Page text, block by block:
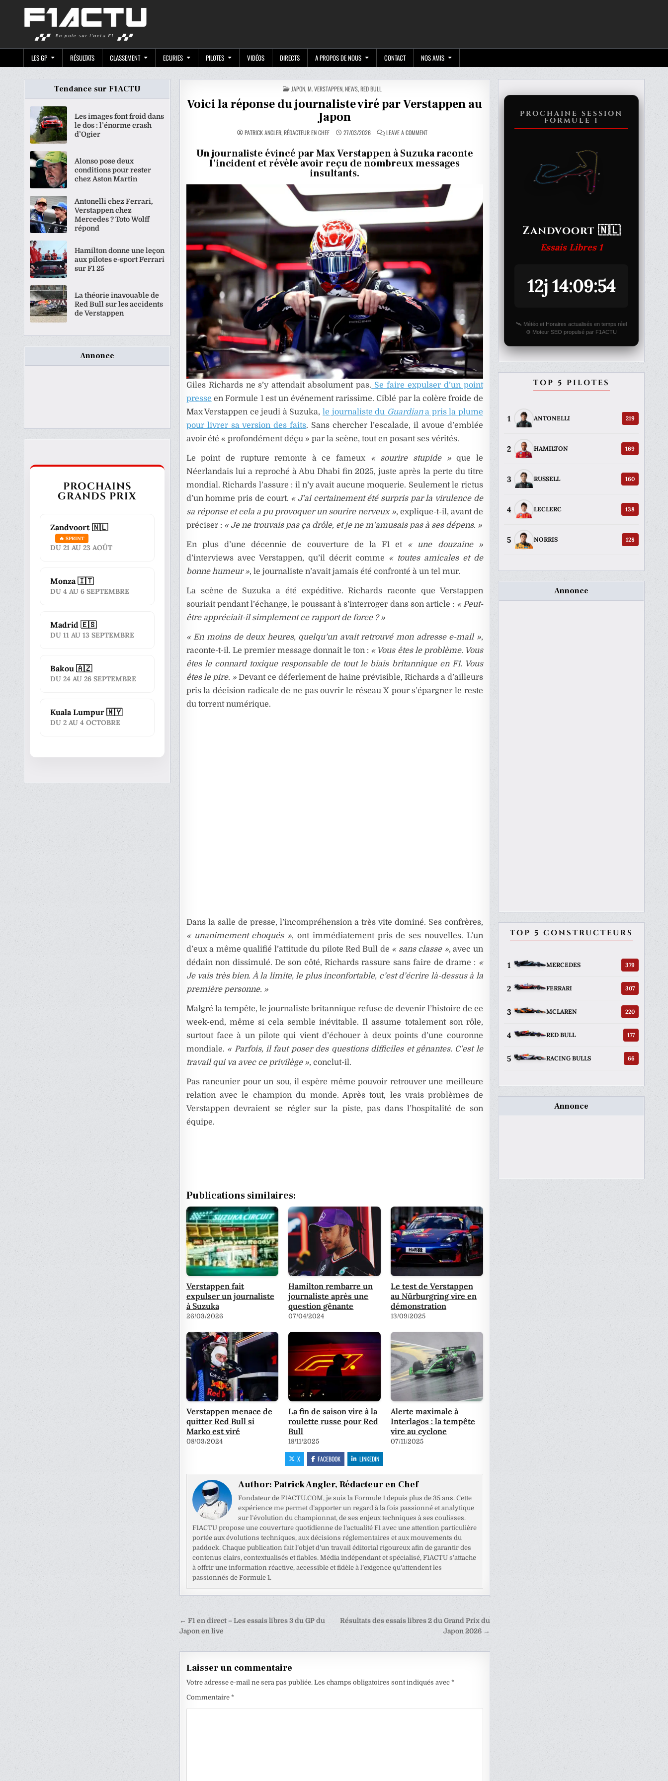
LES GP RÉSULTATS CLASSEMENT ECURIES PILOTES VIDÉOS DIRECTS A PROPOS DE NOUS CONTACT NOS AMIS
POSTED
IN
JAPON,M. VERSTAPPEN,NEWS,RED BULL
Voici la réponse du journaliste viré par Verstappen au
Japon
PATRICK ANGLER, RÉDACTEUR EN CHEF 27/03/2026 LEAVE A COMMENTON
VOICI
RÉPONSE
DU
JOURNALISTE
VIRÉ
JAPON
Un journaliste évincé par Max Verstappen à Suzuka raconte
l’incident et révèle avoir reçu de nombreux messages
insultants.
Giles Richards ne s’y attendait absolument pas. Se faire expulser d’un point
presse en Formule 1 est un événement rarissime. Ciblé par la colère froide de
Max Verstappen ce jeudi à Suzuka, le journaliste du Guardiana pris la plume
pour livrer sa version des faits. Sans chercher l’escalade, il avoue d’emblée
avoir été « profondément déçu » par la scène, tout en posant ses vérités.
Le point de rupture remonte à ce fameux « sourire stupide »que le
Néerlandais lui a reproché à Abu Dhabi fin 2025, juste après la perte du titre
mondial. Richards l’assure : il n’y avait aucune moquerie. Seulement le rictus
d’un homme pris de court. « J’ai certainement été surpris par la virulence de
sa réponse et cela a pu provoquer un sourire nerveux », explique-t-il, avant de
préciser : « Je ne trouvais pas ça drôle, et je ne m’amusais pas à ses dépens. »
En plus d’une décennie de couverture de la F1 et « une douzaine »
d’interviews avec Verstappen, qu’il décrit comme « toutes amicales et de
bonne humeur », le journaliste n’avait jamais été confronté à un tel mur.
La scène de Suzuka a été expéditive. Richards raconte que Verstappen
souriait pendant l’échange, le poussant à s’interroger dans son article : « Peut-
être appréciait-il simplement ce rapport de force ? »
« En moins de deux heures, quelqu’un avait retrouvé mon adresse e-mail »,
raconte-t-il. Le premier message donnait le ton : « Vous êtes le problème. Vous
êtes le connard toxique responsable de tout le biais britannique en F1. Vous
êtes le pire. »Devant ce déferlement de haine prévisible, Richards a d’ailleurs
pris la décision radicale de ne pas ouvrir le réseau X pour s’épargner le reste
du torrent numérique.
Dans la salle de presse, l’incompréhension a très vite dominé. Ses confrères,
« unanimement choqués », ont immédiatement pris de ses nouvelles. L’un
d’eux a même qualifié l’attitude du pilote Red Bull de « sans classe », avec un
dédain non dissimulé. De son côté, Richards rassure sans faire de drame : «
Je vais très bien. À la limite, le plus inconfortable, c’est d’écrire là-dessus à la
première personne. »
Malgré la tempête, le journaliste britannique refuse de devenir l’histoire de ce
week-end, même si cela semble inévitable. Il assume totalement son rôle,
surtout face à un pilote qui vient d’échouer à deux points d’une couronne
mondiale. « Parfois, il faut poser des questions difficiles et gênantes. C’est le
travail qui va avec ce privilège », conclut-il.
Pas rancunier pour un sou, il espère même pouvoir retrouver une meilleure
relation avec le champion du monde. Après tout, les vrais problèmes de
Verstappen devraient se régler sur la piste, pas dans l’hospitalité de son
équipe.
Publications similaires:
Verstappen fait
expulser un journaliste
à Suzuka
26/03/2026
Hamilton rembarre un
journaliste après une
question gênante
07/04/2024
Le test de Verstappen
au Nürburgring vire en
démonstration
13/09/2025
Verstappen menace de
quitter Red Bull si
Marko est viré
08/03/2024
La fin de saison vire à la
roulette russe pour Red
Bull
18/11/2025
Alerte maximale à
Interlagos : la tempête
vire au cyclone
07/11/2025
X FACEBOOK LINKEDIN
Author: Patrick Angler, Rédacteur en Chef
Fondateur de F1ACTU.COM, je suis la Formule 1 depuis plus de 35 ans. Cette
expérience me permet d’apporter un regard à la fois passionné et analytique
sur l’évolution du championnat, de ses enjeux techniques à ses coulisses.
F1ACTU propose une couverture quotidienne de l’actualité F1 avec une attention particulière
portée aux évolutions techniques, aux décisions réglementaires et aux mouvements du
paddock. Chaque publication fait l’objet d’un travail éditorial rigoureux afin de garantir des
contenus clairs, contextualisés et fiables. Média indépendant et spécialisé, F1ACTU s’attache
à offrir une information réactive, accessible et fidèle à l’exigence qu’attendent les
passionnés de Formule 1.
Navigation
de
l’article
Résultats des essais libres 2 du Grand Prix du
Japon 2026 →
← F1 en direct – Les essais libres 3 du GP du
Japon en live
Laisser un commentaire
Votre adresse e-mail ne sera pas publiée. Les champs obligatoires sont indiqués avec *
Commentaire *
Tendance sur F1ACTU
Les images font froid dans
le dos : l’énorme crash
d’Ogier
Alonso pose deux
conditions pour rester
chez Aston Martin
Antonelli chez Ferrari,
Verstappen chez
Mercedes ? Toto Wolff
répond
Hamilton donne une leçon
aux pilotes e-sport Ferrari
sur F1 25
La théorie inavouable de
Red Bull sur les accidents
de Verstappen
Annonce
PROCHAINS
GRANDS PRIX
Zandvoort 🇳🇱
🔥 SPRINT
DU 21 AU 23 AOÛT
Monza 🇮🇹
DU 4 AU 6 SEPTEMBRE
Madrid 🇪🇸
DU 11 AU 13 SEPTEMBRE
Bakou 🇦🇿
DU 24 AU 26 SEPTEMBRE
Kuala Lumpur 🇲🇾
DU 2 AU 4 OCTOBRE
PROCHAINE SESSION
FORMULE 1
Zandvoort 🇳🇱
Essais Libres 1
12j 14:09:54
🛰️ Météo et Horaires actualisés en temps réel
⚙️ Moteur SEO propulsé par F1ACTU
TOP 5 PILOTES
1 ANTONELLI 219
2 HAMILTON 169
3 RUSSELL 160
4 LECLERC 138
5 NORRIS 128
Annonce
TOP 5 CONSTRUCTEURS
1 MERCEDES 379
2 FERRARI 307
3 MCLAREN 220
4 RED BULL 177
5 RACING BULLS 66
Annonce